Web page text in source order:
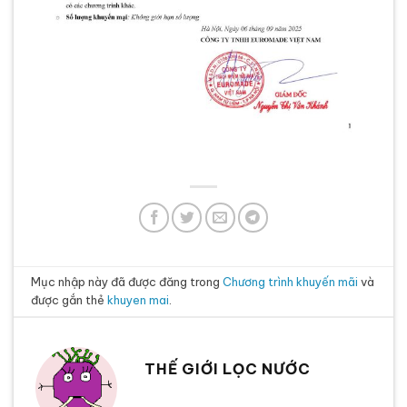
Mục nhập này đã được đăng trongChương trình khuyến mãi và
được gắn thẻkhuyen mai
THẾ GIỚI LỌC NƯỚC